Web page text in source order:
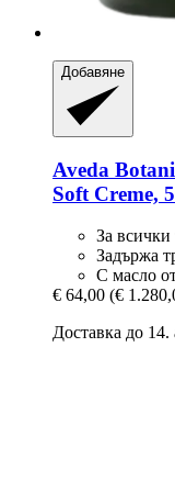
Добавяне
Aveda
Soft Creme,
За
Задържа
С масло
€ 64,00 (€
Доставка до 14.